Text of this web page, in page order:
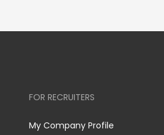
FOR RECRUITERS
My Company Profile